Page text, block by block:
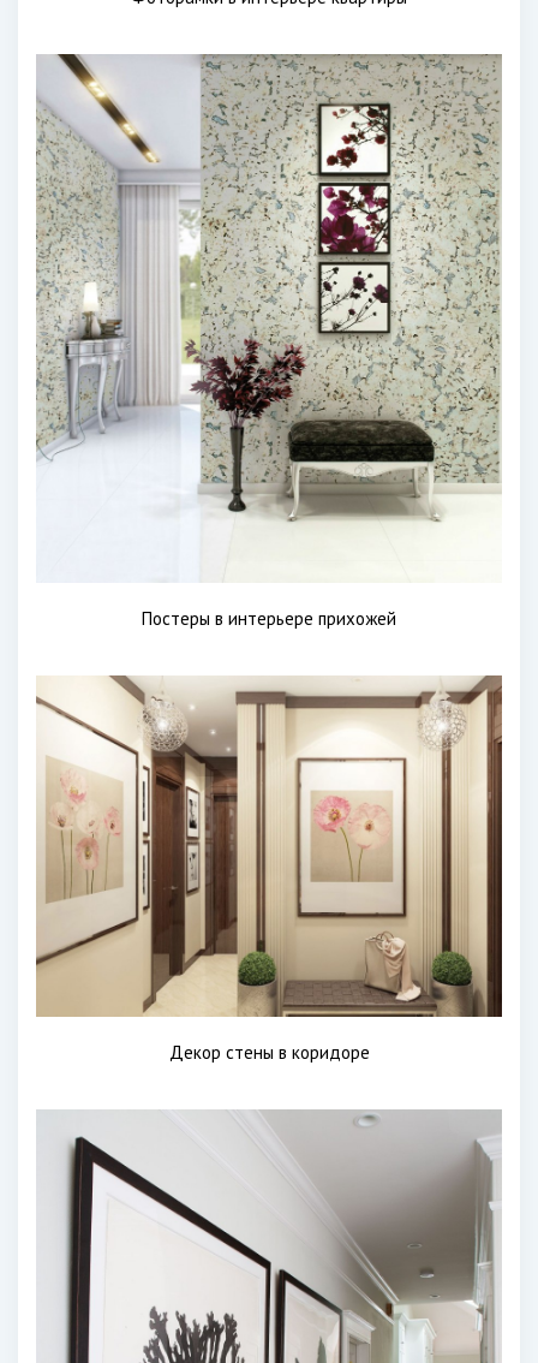
Постеры в интерьере прихожей
Декор стены в коридоре